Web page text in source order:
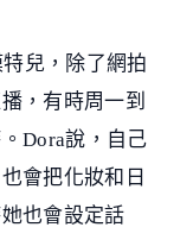
兒，除了網拍
，有時周一到
Dora說，自己
會把化妝和日
也會設定話